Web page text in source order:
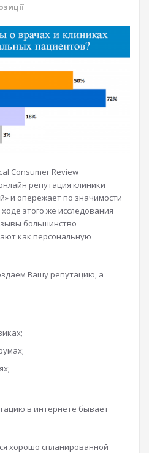
Consumer Review
репутация клиники
и опережает по значимости
этого же исследования
большинство
как персональную
Вашу репутацию, а
в интернете бывает
хорошо спланированной